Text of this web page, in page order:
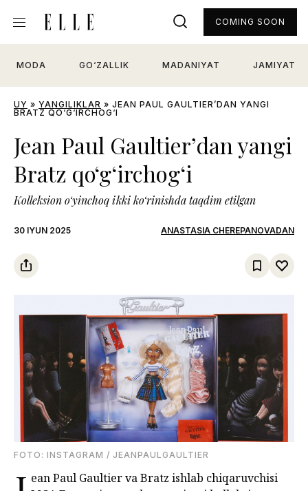
MODA GO‘ZALLIK MADANIYAT JAMIYAT
COMING SOON
UY » YANGILIKLAR » JEAN PAUL GAULTIER’DAN YANGI
BRATZ QO‘G‘IRCHOG‘I
Jean Paul Gaultier’dan yangi
Bratz qo‘g‘irchog‘i
Kolleksion o‘yinchoq ikki ko‘rinishda taqdim etilgan
30 IYUN 2025 ANASTASIA CHEREPANOVADAN
FOTO: INSTAGRAM / JEANPAULGAULTIER
ean Paul Gaultier va Bratz ishlab chiqaruvchisi